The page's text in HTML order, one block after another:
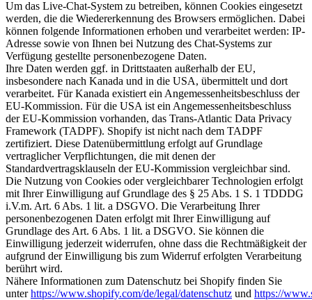
Um das Live-Chat-System zu betreiben, können Cookies eingesetzt
werden, die die Wiedererkennung des Browsers ermöglichen. Dabei
können folgende Informationen erhoben und verarbeitet werden: IP-
Adresse sowie von Ihnen bei Nutzung des Chat-Systems zur
Verfügung gestellte personenbezogene Daten.
Ihre Daten werden ggf. in Drittstaaten außerhalb der EU,
insbesondere nach Kanada und in die USA, übermittelt und dort
verarbeitet. Für Kanada existiert ein Angemessenheitsbeschluss der
EU-Kommission. Für die USA ist ein Angemessenheitsbeschluss
der EU-Kommission vorhanden, das Trans-Atlantic Data Privacy
Framework (TADPF). Shopify ist nicht nach dem TADPF
zertifiziert. Diese Datenübermittlung erfolgt auf Grundlage
vertraglicher Verpflichtungen, die mit denen der
Standardvertragsklauseln der EU-Kommission vergleichbar sind.
Die Nutzung von Cookies oder vergleichbarer Technologien erfolgt
mit Ihrer Einwilligung auf Grundlage des § 25 Abs. 1 S. 1 TDDDG
i.V.m. Art. 6 Abs. 1 lit. a DSGVO. Die Verarbeitung Ihrer
personenbezogenen Daten erfolgt mit Ihrer Einwilligung auf
Grundlage des Art. 6 Abs. 1 lit. a DSGVO. Sie können die
Einwilligung jederzeit widerrufen, ohne dass die Rechtmäßigkeit der
aufgrund der Einwilligung bis zum Widerruf erfolgten Verarbeitung
berührt wird.
Nähere Informationen zum Datenschutz bei Shopify finden Sie
unterhttps://www.shopify.com/de/legal/datenschutz und https://